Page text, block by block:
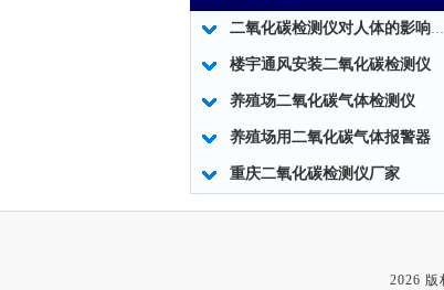
二氧化碳检测仪对人体的影响及二氧化碳检测仪的应用！
楼宇通风安装二氧化碳检测仪
养殖场二氧化碳气体检测仪
养殖场用二氧化碳气体报警器
重庆二氧化碳检测仪厂家
2026 版